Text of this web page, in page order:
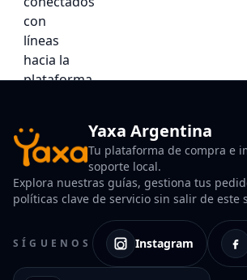
Yaxa Argentina
Tu plataforma de compra e
soporte local.
Explora nuestras guías, gestiona tus
políticas clave de servicio sin salir de este
SÍGUENOS Instagram